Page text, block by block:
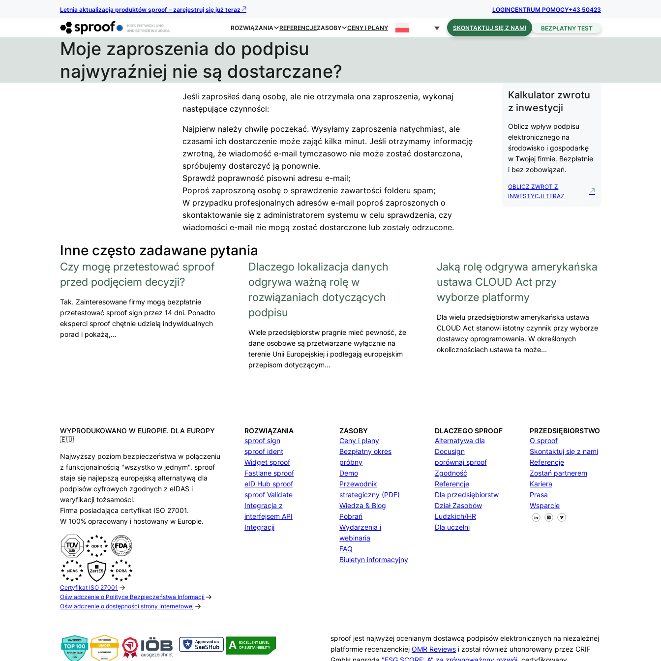
Letnia aktualizacja produktów sproof – zarejestruj się już teraz LOGINCENTRUM POMOCY+43 50423
ROZWIĄZANIA REFERENCJEZASOBY CENY I PLANY SKONTAKTUJ SIĘ Z NAMI BEZPŁATNY TEST
Moje zaproszenia do podpisu
najwyraźniej nie są dostarczane?
Jeśli zaprosiłeś daną osobę, ale nie otrzymała ona zaproszenia, wykonaj
następujące czynności:
Najpierw należy chwilę poczekać. Wysyłamy zaproszenia natychmiast, ale
czasami ich dostarczenie może zająć kilka minut. Jeśli otrzymamy informację
zwrotną, że wiadomość e-mail tymczasowo nie może zostać dostarczona,
spróbujemy dostarczyć ją ponownie.
Sprawdź poprawność pisowni adresu e-mail;
Poproś zaproszoną osobę o sprawdzenie zawartości folderu spam;
W przypadku profesjonalnych adresów e-mail poproś zaproszonych o
skontaktowanie się z administratorem systemu w celu sprawdzenia, czy
wiadomości e-mail nie mogą zostać dostarczone lub zostały odrzucone.
Kalkulator zwrotu
z inwestycji
Oblicz wpływ podpisu
elektronicznego na
środowisko i gospodarkę
w Twojej firmie. Bezpłatnie
i bez zobowiązań.
OBLICZ ZWROT Z
INWESTYCJI TERAZ
Inne często zadawane pytania
Czy mogę przetestować sproof
przed podjęciem decyzji?
Tak. Zainteresowane firmy mogą bezpłatnie
przetestować sproof sign przez 14 dni. Ponadto
eksperci sproof chętnie udzielą indywidualnych
porad i pokażą,…
Dlaczego lokalizacja danych
odgrywa ważną rolę w
rozwiązaniach dotyczących
podpisu
Wiele przedsiębiorstw pragnie mieć pewność, że
dane osobowe są przetwarzane wyłącznie na
terenie Unii Europejskiej i podlegają europejskim
przepisom dotyczącym…
Jaką rolę odgrywa amerykańska
ustawa CLOUD Act przy
wyborze platformy
Dla wielu przedsiębiorstw amerykańska ustawa
CLOUD Act stanowi istotny czynnik przy wyborze
dostawcy oprogramowania. W określonych
okolicznościach ustawa ta może…
WYPRODUKOWANO W EUROPIE. DLA EUROPY
🇪🇺
Najwyższy poziom bezpieczeństwa w połączeniu
z funkcjonalnością "wszystko w jednym". sproof
staje się najlepszą europejską alternatywą dla
podpisów cyfrowych zgodnych z eIDAS i
weryfikacji tożsamości.
Firma posiadająca certyfikat ISO 27001.
W 100% opracowany i hostowany w Europie.
Certyfikat ISO 27001
Oświadczenie o Polityce Bezpieczeństwa Informacji
Oświadczenie o dostępności strony internetowej
ROZWIĄZANIA
sproof sign
sproof ident
Widget sproof
Fastlane sproof
eID Hub sproof
sproof Validate
Integracja z
interfejsem API
Integracji
ZASOBY
Ceny i plany
Bezpłatny okres
próbny
Demo
Przewodnik
strategiczny (PDF)
Wiedza & Blog
Pobrań
Wydarzenia i
webinaria
FAQ
Biuletyn informacyjny
DLACZEGO SPROOF
Alternatywa dla
Docusign
porównaj sproof
Zgodność
Referencje
Dla przedsiębiorstw
Dział Zasobów
Ludzkich/HR
Dla uczelni
PRZEDSIĘBIORSTWO
O sproof
Skontaktuj się z nami
Referencje
Zostań partnerem
Kariera
Prasa
Wsparcie
Śledź nas na Facebooku
Śledź nas na X
Śledź nas na LinkedIn
sproof jest najwyżej ocenianym dostawcą podpisów elektronicznych na niezależnej
platformie recenzenckiej OMR Reviews i został również uhonorowany przez CRIF